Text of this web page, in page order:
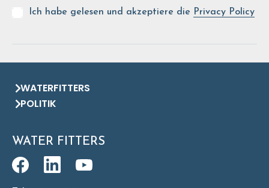
Ich habe gelesen und akzeptiere die Privacy Policy
WATERFITTERS
POLITIK
WATER FITTERS